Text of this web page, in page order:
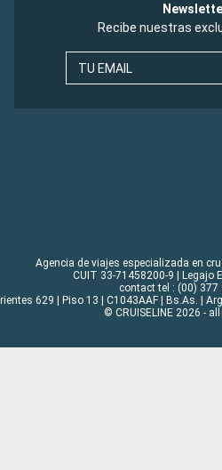
Recibe nuestras
TU EMAIL
Agencia de viajes especializada en
CUIT 33-71458200-9 | Legajo
contact tel : (00) 377
629 | Piso 13 | C1043AAF | Bs.As. |
© CRUISELINE 2026 -